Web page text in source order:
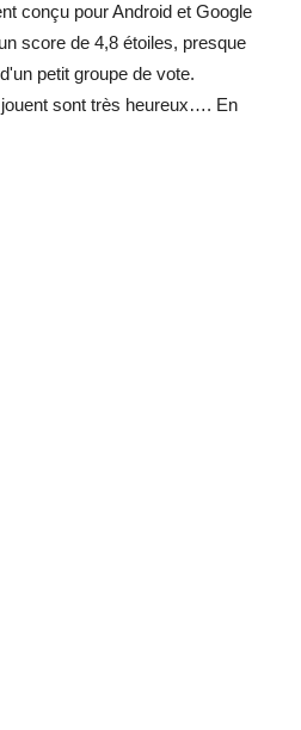
conçu pour Android et Google
score de 4,8 étoiles, presque
petit groupe de vote.
sont très heureux…. En